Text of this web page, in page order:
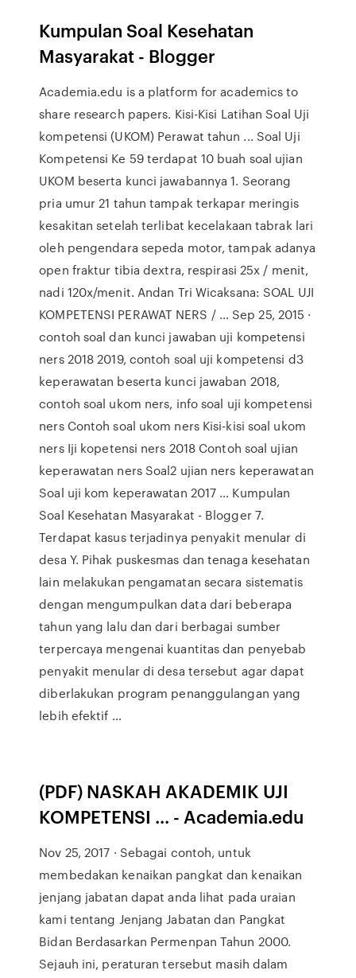
Kumpulan Soal Kesehatan
Masyarakat - Blogger
Academia.edu is a platform for academics to
share research papers. Kisi-Kisi Latihan Soal Uji
kompetensi (UKOM) Perawat tahun ... Soal Uji
Kompetensi Ke 59 terdapat 10 buah soal ujian
UKOM beserta kunci jawabannya 1. Seorang
pria umur 21 tahun tampak terkapar meringis
kesakitan setelah terlibat kecelakaan tabrak lari
oleh pengendara sepeda motor, tampak adanya
open fraktur tibia dextra, respirasi 25x / menit,
nadi 120x/menit. Andan Tri Wicaksana: SOAL UJI
KOMPETENSI PERAWAT NERS / … Sep 25, 2015 ·
contoh soal dan kunci jawaban uji kompetensi
ners 2018 2019, contoh soal uji kompetensi d3
keperawatan beserta kunci jawaban 2018,
contoh soal ukom ners, info soal uji kompetensi
ners Contoh soal ukom ners Kisi-kisi soal ukom
ners Iji kopetensi ners 2018 Contoh soal ujian
keperawatan ners Soal2 ujian ners keperawatan
Soal uji kom keperawatan 2017 … Kumpulan
Soal Kesehatan Masyarakat - Blogger 7.
Terdapat kasus terjadinya penyakit menular di
desa Y. Pihak puskesmas dan tenaga kesehatan
lain melakukan pengamatan secara sistematis
dengan mengumpulkan data dari beberapa
tahun yang lalu dan dari berbagai sumber
terpercaya mengenai kuantitas dan penyebab
penyakit menular di desa tersebut agar dapat
diberlakukan program penanggulangan yang
lebih efektif …
(PDF) NASKAH AKADEMIK UJI
KOMPETENSI ... - Academia.edu
Nov 25, 2017 · Sebagai contoh, untuk
membedakan kenaikan pangkat dan kenaikan
jenjang jabatan dapat anda lihat pada uraian
kami tentang Jenjang Jabatan dan Pangkat
Bidan Berdasarkan Permenpan Tahun 2000.
Sejauh ini, peraturan tersebut masih dalam